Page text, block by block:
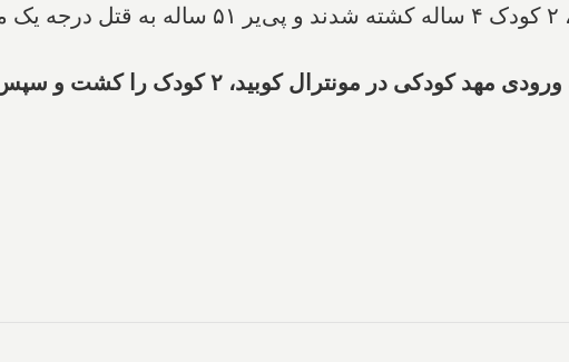
در مونترال کوبید، ۲ کودک را کشت و سپس لخت شد